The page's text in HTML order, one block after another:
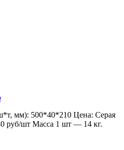
мм): 500*40*210 Цена: Серая
руб/шт Масса 1 шт — 14 кг.